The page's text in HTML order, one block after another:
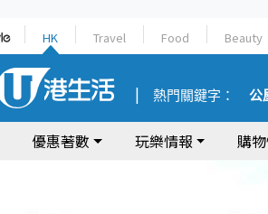
HK Travel Food Beauty
熱門關鍵字： 公
優惠著數 玩樂情報 購